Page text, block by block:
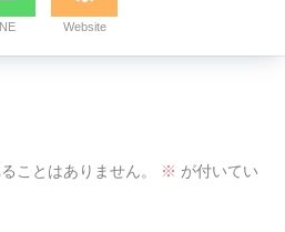
Website
ことはありません。 ※ が付いてい